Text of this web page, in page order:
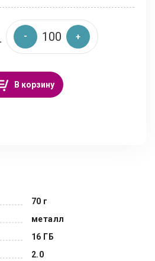
В корзину
70 г
металл
16 ГБ
2.0